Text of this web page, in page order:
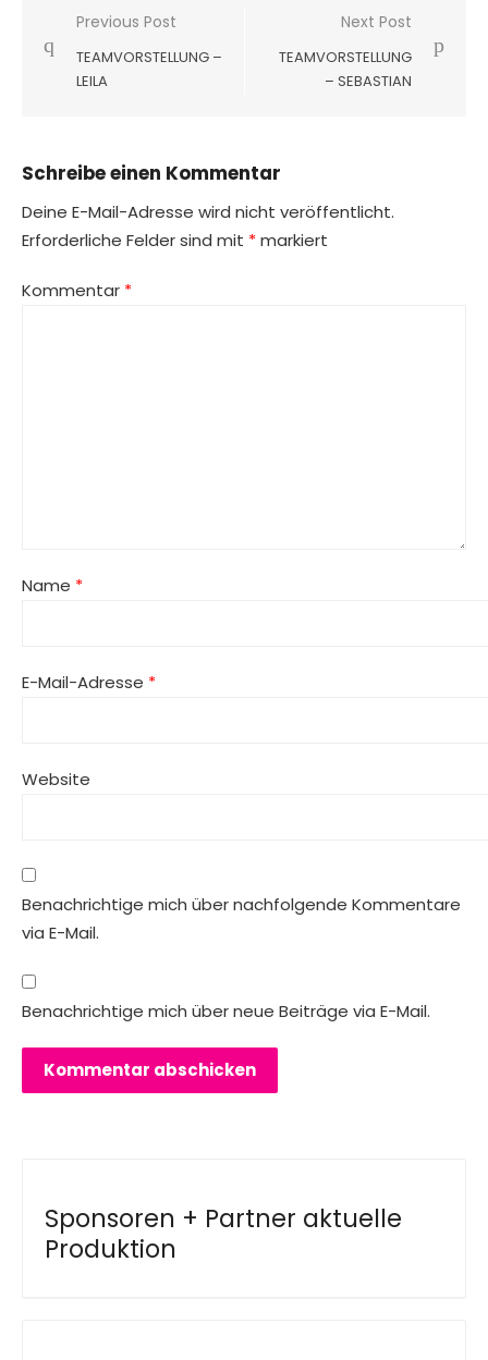
Beitragsnavigation
Previous Post
TEAMVORSTELLUNG –
LEILA
Next Post
TEAMVORSTELLUNG
– SEBASTIAN
Schreibe einen Kommentar
Deine E-Mail-Adresse wird nicht veröffentlicht.
Erforderliche Felder sind mit *markiert
Kommentar *
Name *
E-Mail-Adresse *
Website
Benachrichtige mich über nachfolgende Kommentare
via E-Mail.
Benachrichtige mich über neue Beiträge via E-Mail.
Sponsoren + Partner aktuelle
Produktion